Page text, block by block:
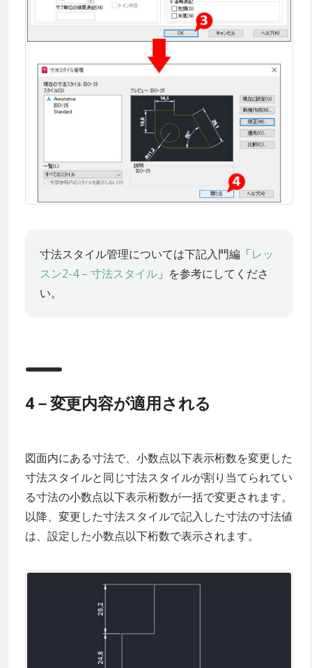
寸法スタイル管理については下記入門編「レッ
スン2-4 – 寸法スタイル 」を参考にしてくださ
い。
4－変更内容が適用される
図面内にある寸法で、小数点以下表示桁数を変更した
寸法スタイルと同じ寸法スタイルが割り当てられてい
る寸法の小数点以下表示桁数が一括で変更されます。
以降、変更した寸法スタイルで記入した寸法の寸法値
は、設定した小数点以下桁数で表示されます。